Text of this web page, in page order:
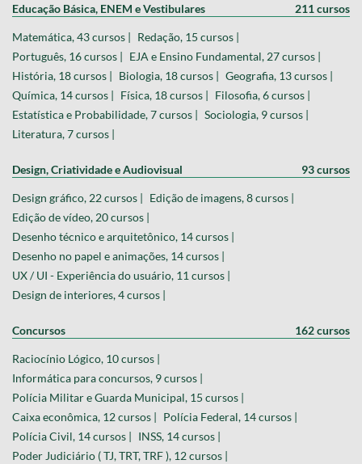
Educação Básica, ENEM e Vestibulares 211 cursos
Matemática, 43 cursos | Redação, 15 cursos |
Português, 16 cursos | EJA e Ensino Fundamental, 27 cursos |
História, 18 cursos | Biologia, 18 cursos | Geografia, 13 cursos |
Química, 14 cursos | Física, 18 cursos | Filosofia, 6 cursos |
Estatística e Probabilidade, 7 cursos | Sociologia, 9 cursos |
Literatura, 7 cursos |
Design, Criatividade e Audiovisual 93 cursos
Design gráfico, 22 cursos | Edição de imagens, 8 cursos |
Edição de vídeo, 20 cursos |
Desenho técnico e arquitetônico, 14 cursos |
Desenho no papel e animações, 14 cursos |
UX / UI - Experiência do usuário, 11 cursos |
Design de interiores, 4 cursos |
Concursos 162 cursos
Raciocínio Lógico, 10 cursos |
Informática para concursos, 9 cursos |
Polícia Militar e Guarda Municipal, 15 cursos |
Caixa econômica, 12 cursos | Polícia Federal, 14 cursos |
Polícia Civil, 14 cursos | INSS, 14 cursos |
Poder Judiciário ( TJ, TRT, TRF ), 12 cursos |